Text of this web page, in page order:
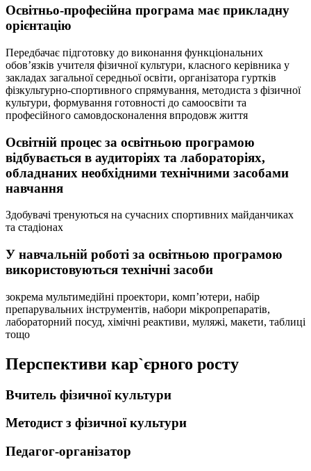
Освітньо-професійна програма має прикладну
орієнтацію
Передбачає підготовку до виконання функціональних
обов’язків учителя фізичної культури, класного керівника у
закладах загальної середньої освіти, організатора гуртків
фізкультурно-спортивного спрямування, методиста з фізичної
культури, формування готовності до самоосвіти та
професійного самовдосконалення впродовж життя
Освітній процес за освітньою програмою
відбувається в аудиторіях та лабораторіях,
обладнаних необхідними технічними засобами
навчання
Здобувачі тренуються на сучасних спортивних майданчиках
та стадіонах
У навчальній роботі за освітньою програмою
використовуються технічні засоби
зокрема мультимедійні проектори, комп’ютери, набір
препарувальних інструментів, набори мікропрепаратів,
лабораторний посуд, хімічні реактиви, муляжі, макети, таблиці
тощо
Перспективи кар`єрного росту
Вчитель фізичної культури
Методист з фізичної культури
Педагог-організатор